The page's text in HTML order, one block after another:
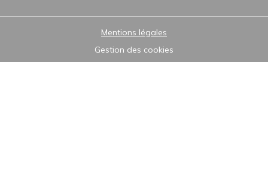
Mentions légales
Gestion des cookies